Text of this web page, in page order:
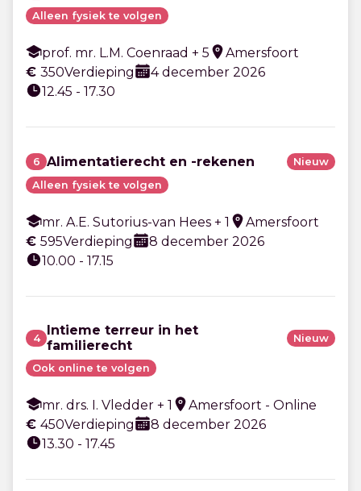
Alleen fysiek te volgen
prof. mr. L.M. Coenraad + 5
Amersfoort
€ 350Verdieping
4 december 2026
12.45 - 17.30
6 Alimentatierecht en -rekenen
Nieuw
Alleen fysiek te volgen
mr. A.E. Sutorius-van Hees + 1
Amersfoort
€ 595Verdieping
8 december 2026
10.00 - 17.15
4
Intieme terreur in het
familierecht
Nieuw
Ook online te volgen
mr. drs. I. Vledder + 1
Amersfoort - Online
€ 450Verdieping
8 december 2026
13.30 - 17.45